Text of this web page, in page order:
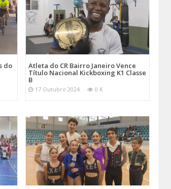
do Atleta do CR Bairro Janeiro Vence
Título Nacional Kickboxing K1 Classe
B
17 Outubro 2024 0 K